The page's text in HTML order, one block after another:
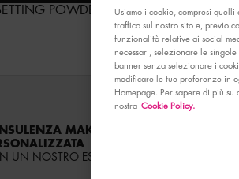
POWDER
MAKEUP
UN NOSTRO ESPERTO
Usiamo i cookie, compresi
traffico sul nostro sito e, previo
funzionalità relative ai social
necessari, selezionare le
banner senza selezionare i
modificare le tue preferenze in
Homepage. Per sapere di più
nostra Cookie Policy.